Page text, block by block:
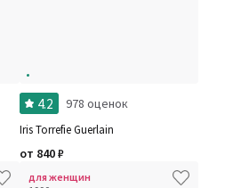
4.2 978 оценок
Iris Torrefie Guerlain
от 840₽
для женщин